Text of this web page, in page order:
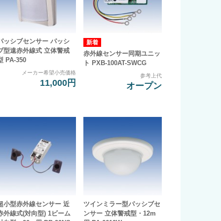
ッシブセンサー パッシ
型遠赤外線式 立体警戒
PA-350
メーカー希望小売価格
11,000円
赤外線センサー同期ユニッ
ト PXB-100AT-SWCG
参考上代
オープン
小型赤外線センサー 近
外線式(対向型) 1ビーム
ツインミラー型パッシブセ
ンサー 立体警戒型・12m